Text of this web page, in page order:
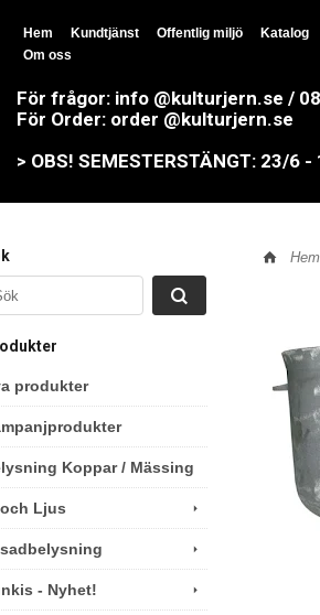
Hem Kundtjänst Offentlig miljö Katalog
Om oss
För frågor: info @kulturjern.se /
För Order: order @kulturjern.se
> OBS! SEMESTERSTÄNGT: 23/6 -
produkter
Koppar / Mässing
Ljus
- Nyhet!
Hem